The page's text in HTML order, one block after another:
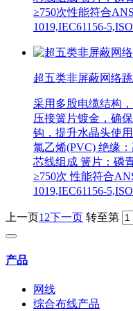
≥750次 ​性能符合
1019,IEC61156-
超五类非屏蔽网络
采用多股电缆结构
压接簧片镀金，确
钩，提升水晶头使
氯乙烯(PVC) 绝缘
芯线组成 簧片：磷
≥750次 性能符合
1019,IEC61156-
上一页1 2下一页 转至第
产品
网线
综合布线产品